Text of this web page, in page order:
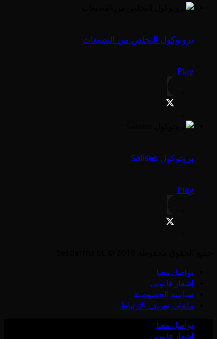
بروتوكول التخلص من التصبغات
Play
بروتوكول Salises
Play
تواصل معنا
إشعار قانوني
سياسة الخصوصية
ملفات تعريف الارتباط
تواصل معنا
إشعار قانوني